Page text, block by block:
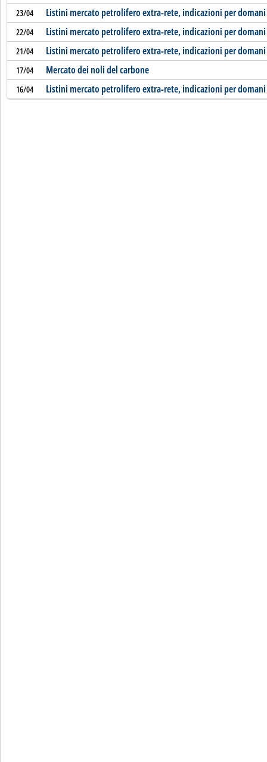
23/04 Listini mercato petrolifero extra-rete, indicazioni per domani
22/04 Listini mercato petrolifero extra-rete, indicazioni per domani
21/04 Listini mercato petrolifero extra-rete, indicazioni per domani
17/04 Mercato dei noli del carbone
16/04 Listini mercato petrolifero extra-rete, indicazioni per domani